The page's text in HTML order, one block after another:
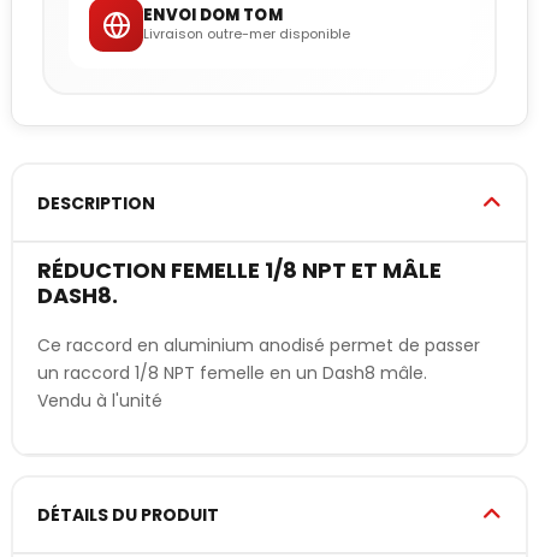
ENVOI DOM TOM
Livraison outre-mer disponible
DESCRIPTION
RÉDUCTION FEMELLE 1/8 NPT ET MÂLE
DASH8.
Ce raccord en aluminium anodisé permet de passer
un raccord 1/8 NPT femelle en un Dash8 mâle.
Vendu à l'unité
DÉTAILS DU PRODUIT